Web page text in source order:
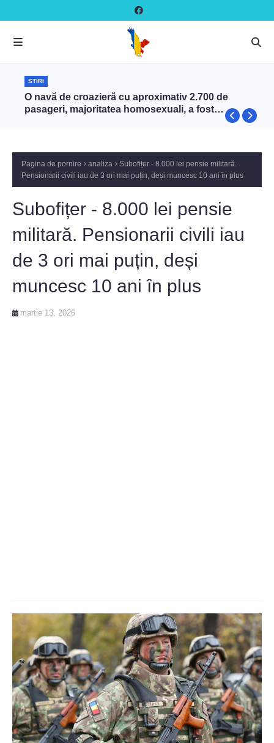
STIRI
O navă de croazieră cu aproximativ 2.700 de
pasageri, majoritatea homosexuali, a fost
Pagina de pornire analiza
Subofițer - 8.000 lei pensie militară.
Pensionarii civili iau de 3 ori mai puțin, deși muncesc 10 ani în plus
Subofițer - 8.000 lei pensie
militară. Pensionarii civili iau
de 3 ori mai puțin, deși
muncesc 10 ani în plus
martie 13, 2026